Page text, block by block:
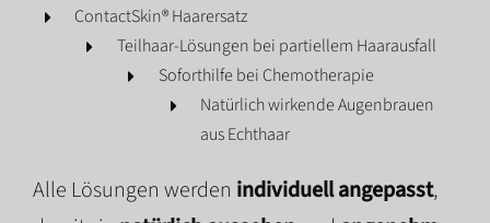
ContactSkin® Haarersatz
Teilhaar-Lösungen bei partiellem Haarausfall
Soforthilfe bei Chemotherapie
Natürlich wirkende Augenbrauen
aus Echthaar
Alle Lösungen werden individuell angepasst,